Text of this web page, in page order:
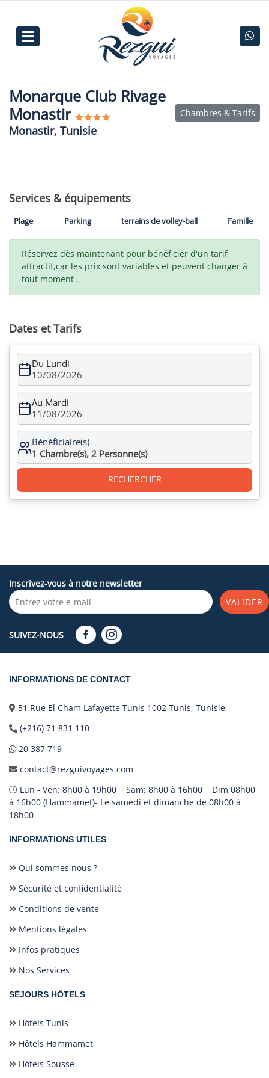
Monarque Club Rivage
Monastir
Monastir, Tunisie
Chambres & Tarifs
Services & équipements
Plage Parking terrains de volley-ball Famille
Réservez dès maintenant pour bénéficier d'un tarif
attractif,car les prix sont variables et peuvent changer à
tout moment .
Dates et Tarifs
Du Lundi
10/08/2026
Au Mardi
11/08/2026
Bénéficiaire(s)
1 Chambre(s), 2 Personne(s)
RECHERCHER
Inscrivez-vous à notre newsletter
VALIDER
SUIVEZ-NOUS
INFORMATIONS DE CONTACT
51 Rue El Cham Lafayette Tunis 1002 Tunis, Tunisie
(+216) 71 831 110
20 387 719
contact@rezguivoyages.com
Lun - Ven: 8h00 à 19h00 Sam: 8h00 à 16h00 Dim 08h00
à 16h00 (Hammamet)- Le samedi et dimanche de 08h00 à
18h00
INFORMATIONS UTILES
Qui sommes nous ?
Sécurité et confidentialité
Conditions de vente
Mentions légales
Infos pratiques
Nos Services
SÉJOURS HÔTELS
Hôtels Tunis
Hôtels Hammamet
Hôtels Sousse